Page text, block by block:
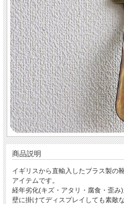
商品説明
イギリスから直輸入したブラス製の
アイテムです。
経年劣化(キズ・アタリ・腐食・歪み
壁に掛けてディスプレイしても素敵